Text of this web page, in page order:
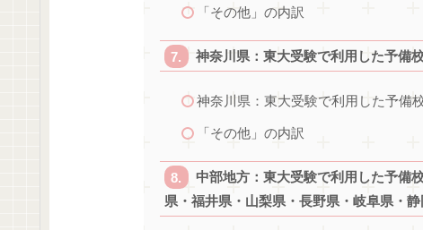
「その他」の内訳
神奈川県：東大受験で利用した予備
神奈川県：東大受験で利用した予備
「その他」の内訳
中部地方：東大受験で利用した予備
県・福井県・山梨県・長野県・岐阜県・静